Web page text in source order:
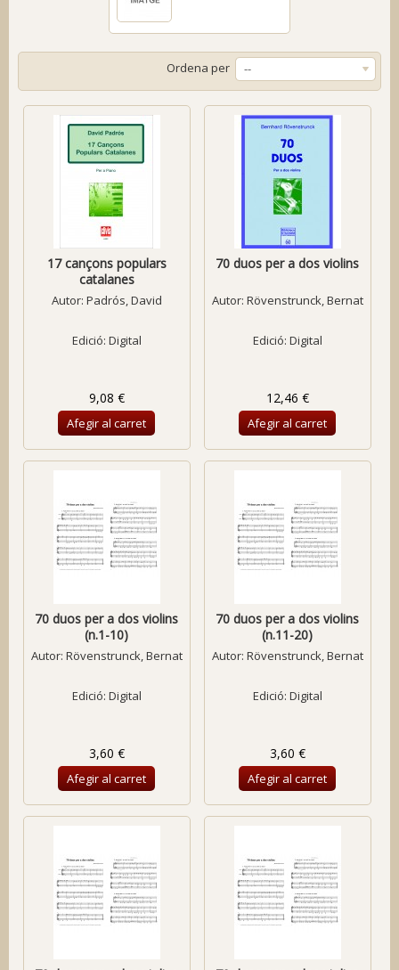
Ordena per --
17 cançons populars
catalanes
Autor: Padrós, David
Edició: Digital
9,08 €
Afegir al carret
70 duos per a dos violins
Autor: Rövenstrunck, Bernat
Edició: Digital
12,46 €
Afegir al carret
70 duos per a dos violins
(n.1-10)
Autor: Rövenstrunck, Bernat
Edició: Digital
3,60 €
Afegir al carret
70 duos per a dos violins
(n.11-20)
Autor: Rövenstrunck, Bernat
Edició: Digital
3,60 €
Afegir al carret